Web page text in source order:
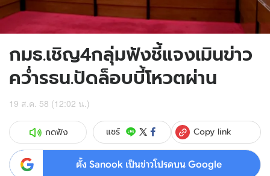
กมธ.เชิญ4กลุ่มฟังชี้แจงเมินข่าว
คว่ำรธน.ปัดล็อบบี้โหวตผ่าน
19 ส.ค. 58 (12:02 น.)
กดฟัง แชร์ Copy link
ตั้ง Sanook เป็นข่าวโปรดบน Google